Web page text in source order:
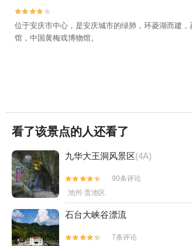


位于安庆市中心，是安庆城市的绿肺，环菱湖而建
馆，中国黄梅戏博物馆。
看了该景点的人还看了
九华大王洞风景区(4A)


90条评论
池州·贵池区
石台大峡谷漂流


7条评论